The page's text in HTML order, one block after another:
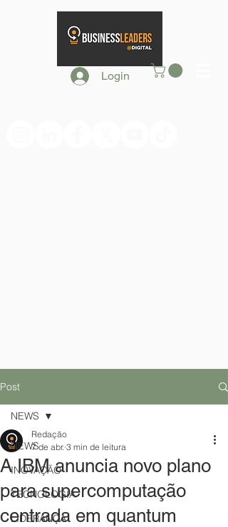
Login
Post
NEWS
INOVAÇÃO
TECNOLOGIA
LIDERANÇA
NEWS
A IBM anuncia novo plano
para supercomputação
centrada em quantum
Redação
7 de abr. 3 min de leitura